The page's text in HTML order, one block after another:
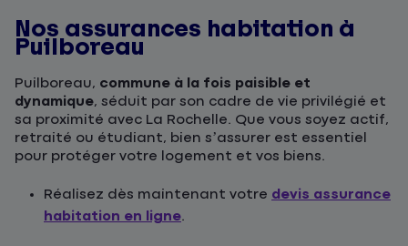
Nos assurances habitation à
Puilboreau
Puilboreau, commune à la fois paisible et
dynamique, séduit par son cadre de vie privilégié et
sa proximité avec La Rochelle. Que vous soyez actif,
retraité ou étudiant, bien s’assurer est essentiel
pour protéger votre logement et vos biens.
Réalisez dès maintenant votre devis assurance
habitation en ligne.